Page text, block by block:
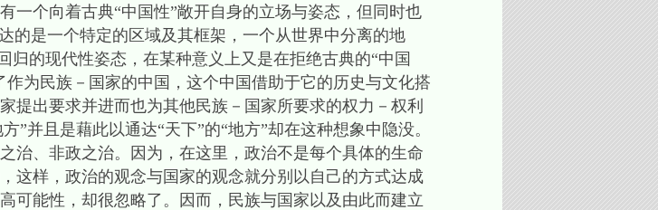
一个向着古典“中国性”敞开自身的立场与姿态，但同时也
的是一个特定的区域及其框架，一个从世界中分离的地
归的现代性姿态，在某种意义上又是在拒绝古典的“中国
为民族－国家的中国，这个中国借助于它的历史与文化搭
提出要求并进而也为其他民族－国家所要求的权力－权利
”并且是藉此以通达“天下”的“地方”却在这种想象中隐没。
治、非政之治。因为，在这里，政治不是每个具体的生命
这样，政治的观念与国家的观念就分别以自己的方式达成
可能性，却很忽略了。因而，民族与国家以及由此而建立